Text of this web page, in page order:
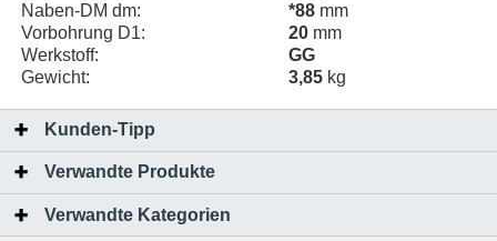
Naben-DM dm:
*88 mm
Vorbohrung D1:
20 mm
Werkstoff:
GG
Gewicht:
3,85 kg
Kunden-Tipp
Verwandte Produkte
Verwandte Kategorien